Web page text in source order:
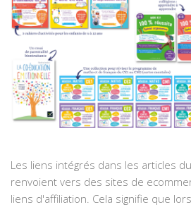
Les liens intégrés dans les articles
renvoient vers des sites de
liens d'affiliation. Cela signifie que